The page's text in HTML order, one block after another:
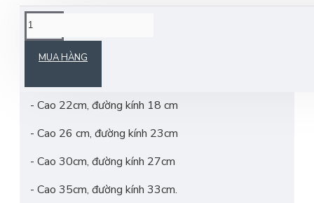
MUA HÀNG
- Cao 22cm, đường kính 18 cm
- Cao 26 cm, đường kính 23cm
- Cao 30cm, đường kính 27cm
- Cao 35cm, đường kính 33cm.